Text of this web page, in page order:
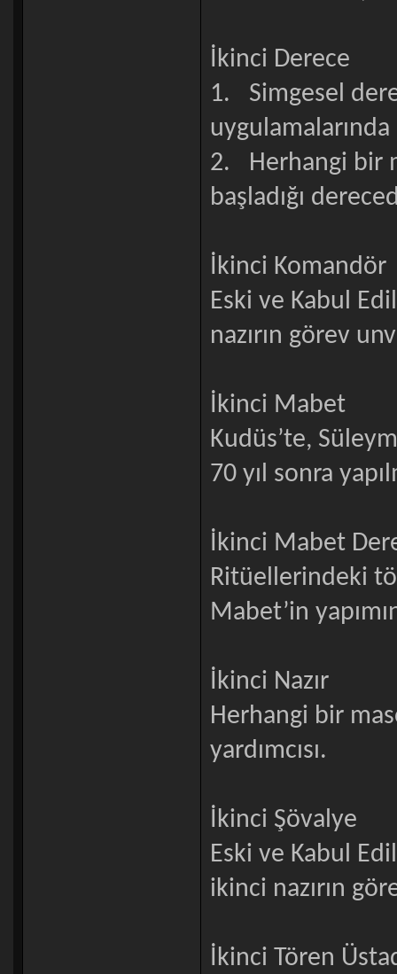
İkinci Derece
1. Simgesel
2. Herhangi bir
başladığı
İkinci Komandör
Eski ve Kabul
nazırın görev
İkinci Mabet
Kudüs’te,
70 yıl sonra
İkinci Mabet
Ritüellerindeki
Mabet’in
İkinci Nazır
Herhangi bir
yardımcısı.
İkinci Şövalye
Eski ve Kabul
ikinci nazırın
İkinci Tören